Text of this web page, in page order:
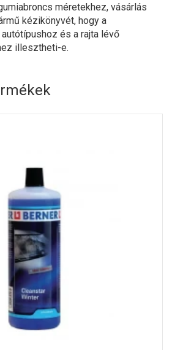
méretekhez, vásárlás
kézikönyvét, hogy a
és a rajta lévő
illesztheti-e.